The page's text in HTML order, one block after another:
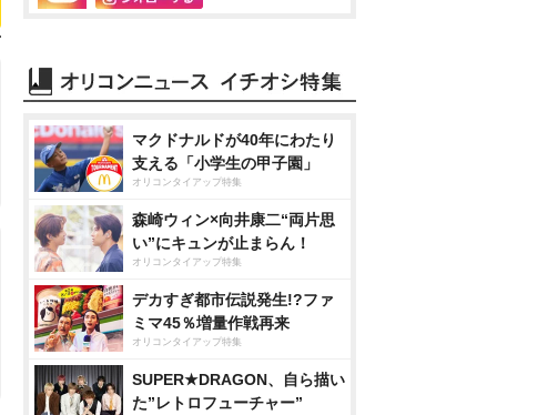
マクドナルドが40年にわたり
支える「小学生の甲子園」
オリコンタイアップ特集
森崎ウィン×向井康二“両片思
い”にキュンが止まらん！
オリコンタイアップ特集
デカすぎ都市伝説発生!?ファ
ミマ45％増量作戦再来
オリコンタイアップ特集
SUPER★DRAGON、自ら描い
た”レトロフューチャー”